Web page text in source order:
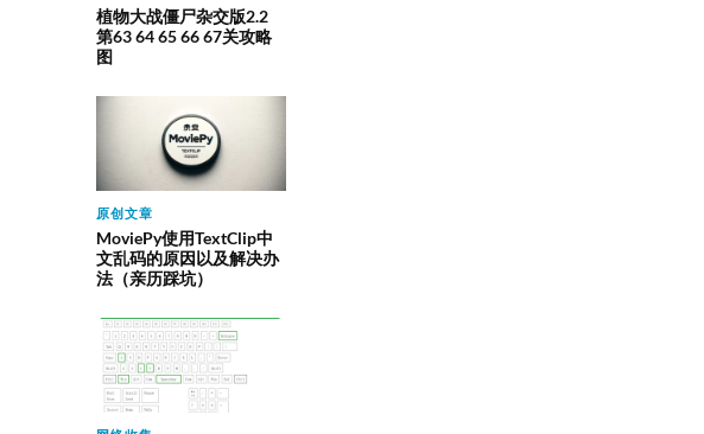
植物大战僵尸杂交版2.2
第63 64 65 66 67关攻略
图
原创文章
MoviePy使用TextClip中
文乱码的原因以及解决办
法（亲历踩坑）